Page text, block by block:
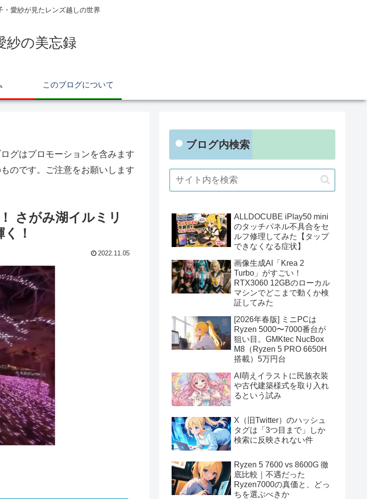
・愛紗が見たレンズ越しの世界
紗の美忘録
このブログについて
グはプロモーションを含みます
のです。ご注意をお願いします
さがみ湖イルミリ
！
2022.11.05
ブログ内検索
ALLDOCUBE iPlay50 mini
のタッチパネル不具合をセ
ルフ修理してみた【タップ
できなくなる症状】
画像生成AI「Krea 2
Turbo」がすごい！
RTX3060 12GBのローカル
マシンでどこまで動くか検
証してみた
[2026年春版] ミニPCは
Ryzen 5000〜7000番台が
狙い目。GMKtec NucBox
M8（Ryzen 5 PRO 6650H
搭載）5万円台
AI萌えイラストに民族衣装
や古代建築様式を取り入れ
るという試み
X（旧Twitter）のハッシュ
タグは「3つ目まで」しか
検索に反映されない件
Ryzen 5 7600 vs 8600G 徹
底比較｜不遇だった
Ryzen7000の真価と、どっ
ちを選ぶべきか